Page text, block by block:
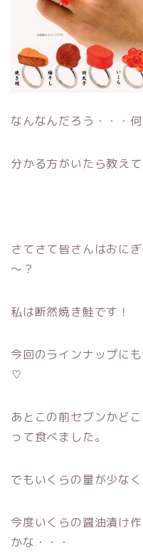
なんなんだろう・・・
分かる方がいたら教えて
さてさて皆さんはおに
～？
私は断然焼き鮭です！
今回のラインナップに
♡
あとこの前セブンかど
って食べました。
でもいくらの量が少な
今度いくらの醤油漬け
かな・・・